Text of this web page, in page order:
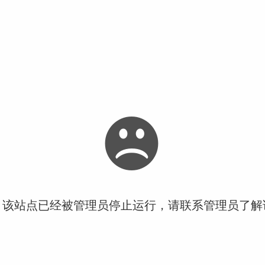
站点已经被管理员停止运行，请联系管理员了